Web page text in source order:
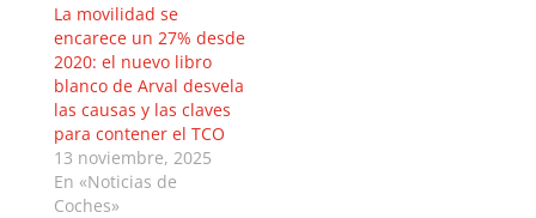
La movilidad se
encarece un 27% desde
2020: el nuevo libro
blanco de Arval desvela
las causas y las claves
para contener el TCO
13 noviembre, 2025
En «Noticias de
Coches»